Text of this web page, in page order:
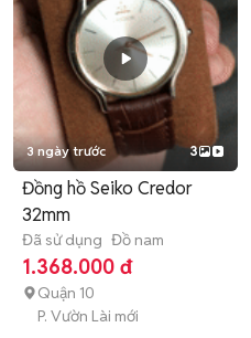
3 ngày trước 3
Đồng hồ Seiko Credor
32mm
Đã sử dụng Đồ nam
1.368.000 đ
Quận 10
P. Vườn Lài mới